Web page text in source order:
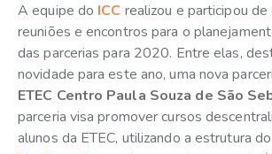
A equipe do ICC realizou e participou de
reuniões e encontros para o
das parcerias para 2020. Entre elas,
novidade para este ano, uma nova
ETEC Centro Paula Souza de São
parceria visa promover cursos
alunos da ETEC, utilizando a estrutura do